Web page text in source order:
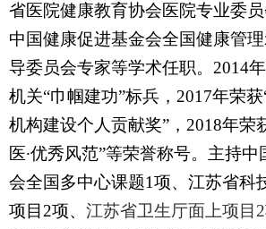
省医院健康教育协会医院专业委员
中国健康促进基金会全国健康管
导委员会专家等学术任职。 2014
机关“巾帼建功”标兵， 2017年荣获
机构建设个人贡献奖” ， 2018年荣
医∙优秀风范”等荣誉称号。主持中
会全国多中心课题1项、江苏省科
项目 2项、 江苏省卫生厅面上项目 2